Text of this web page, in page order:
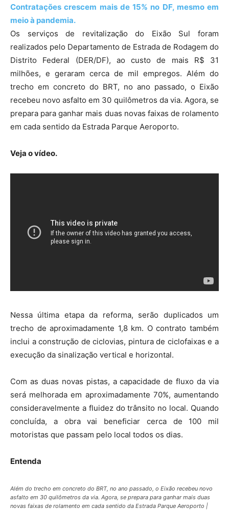
Contratações crescem mais de 15% no DF, mesmo em
meio à pandemia.
Os serviços de revitalização do Eixão Sul foram
realizados pelo Departamento de Estrada de Rodagem do
Distrito Federal (DER/DF), ao custo de mais R$ 31
milhões, e geraram cerca de mil empregos. Além do
trecho em concreto do BRT, no ano passado, o Eixão
recebeu novo asfalto em 30 quilômetros da via. Agora, se
prepara para ganhar mais duas novas faixas de rolamento
em cada sentido da Estrada Parque Aeroporto.
Veja o vídeo.
Nessa última etapa da reforma, serão duplicados um
trecho de aproximadamente 1,8 km. O contrato também
inclui a construção de ciclovias, pintura de ciclofaixas e a
execução da sinalização vertical e horizontal.
Com as duas novas pistas, a capacidade de fluxo da via
será melhorada em aproximadamente 70%, aumentando
consideravelmente a fluidez do trânsito no local. Quando
concluída, a obra vai beneficiar cerca de 100 mil
motoristas que passam pelo local todos os dias.
Entenda
Além do trecho em concreto do BRT, no ano passado, o Eixão recebeu novo
asfalto em 30 quilômetros da via. Agora, se prepara para ganhar mais duas
novas faixas de rolamento em cada sentido da Estrada Parque Aeroporto |